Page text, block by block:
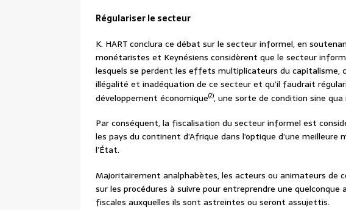
Régulariser le secteur
K. HART conclura ce débat sur le secteur informel, en
monétaristes et Keynésiens considèrent que le secteur
lesquels se perdent les effets multiplicateurs du capitalisme,
illégalité et inadéquation de ce secteur et qu’il faudrait
développement économique(2), une sorte de condition sine qua
Par conséquent, la fiscalisation du secteur informel est
les pays du continent d’Afrique dans l’optique d’une
l’État.
Majoritairement analphabètes, les acteurs ou animateurs de
sur les procédures à suivre pour entreprendre une
fiscales auxquelles ils sont astreintes ou seront assujettis.